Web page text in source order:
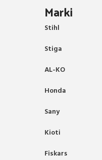
Marki
Stihl
Stiga
AL-KO
Honda
Sany
Kioti
Fiskars